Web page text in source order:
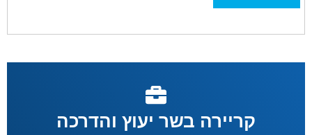
קריירה בשר יעוץ והדרכה